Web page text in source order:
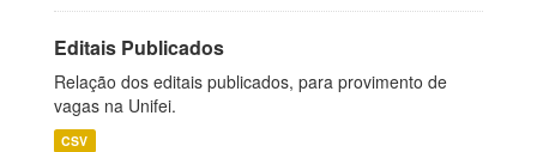
Editais Publicados
Relação dos editais publicados, para provimento de
vagas na Unifei.
CSV